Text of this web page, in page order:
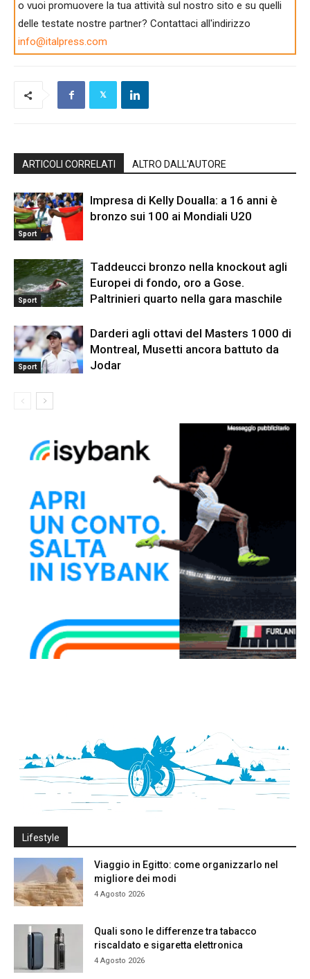
o vuoi promuovere la tua attività sul nostro sito e su quelli
delle testate nostre partner? Contattaci all'indirizzo
info@italpress.com
ARTICOLI CORRELATI ALTRO DALL'AUTORE
Sport
Impresa di Kelly Doualla: a 16 anni è
bronzo sui 100 ai Mondiali U20
Sport
Taddeucci bronzo nella knockout agli
Europei di fondo, oro a Gose.
Paltrinieri quarto nella gara maschile
Sport
Darderi agli ottavi del Masters 1000 di
Montreal, Musetti ancora battuto da
Jodar
Lifestyle
Viaggio in Egitto: come organizzarlo nel
migliore dei modi
4 Agosto 2026
Quali sono le differenze tra tabacco
riscaldato e sigaretta elettronica
4 Agosto 2026